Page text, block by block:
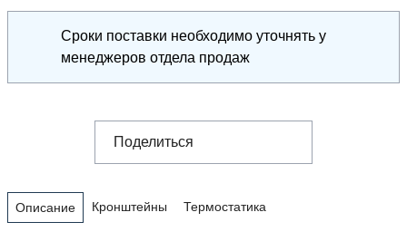
Сроки поставки необходимо уточнять у
менеджеров отдела продаж
Поделиться
Описание Кронштейны Термостатика